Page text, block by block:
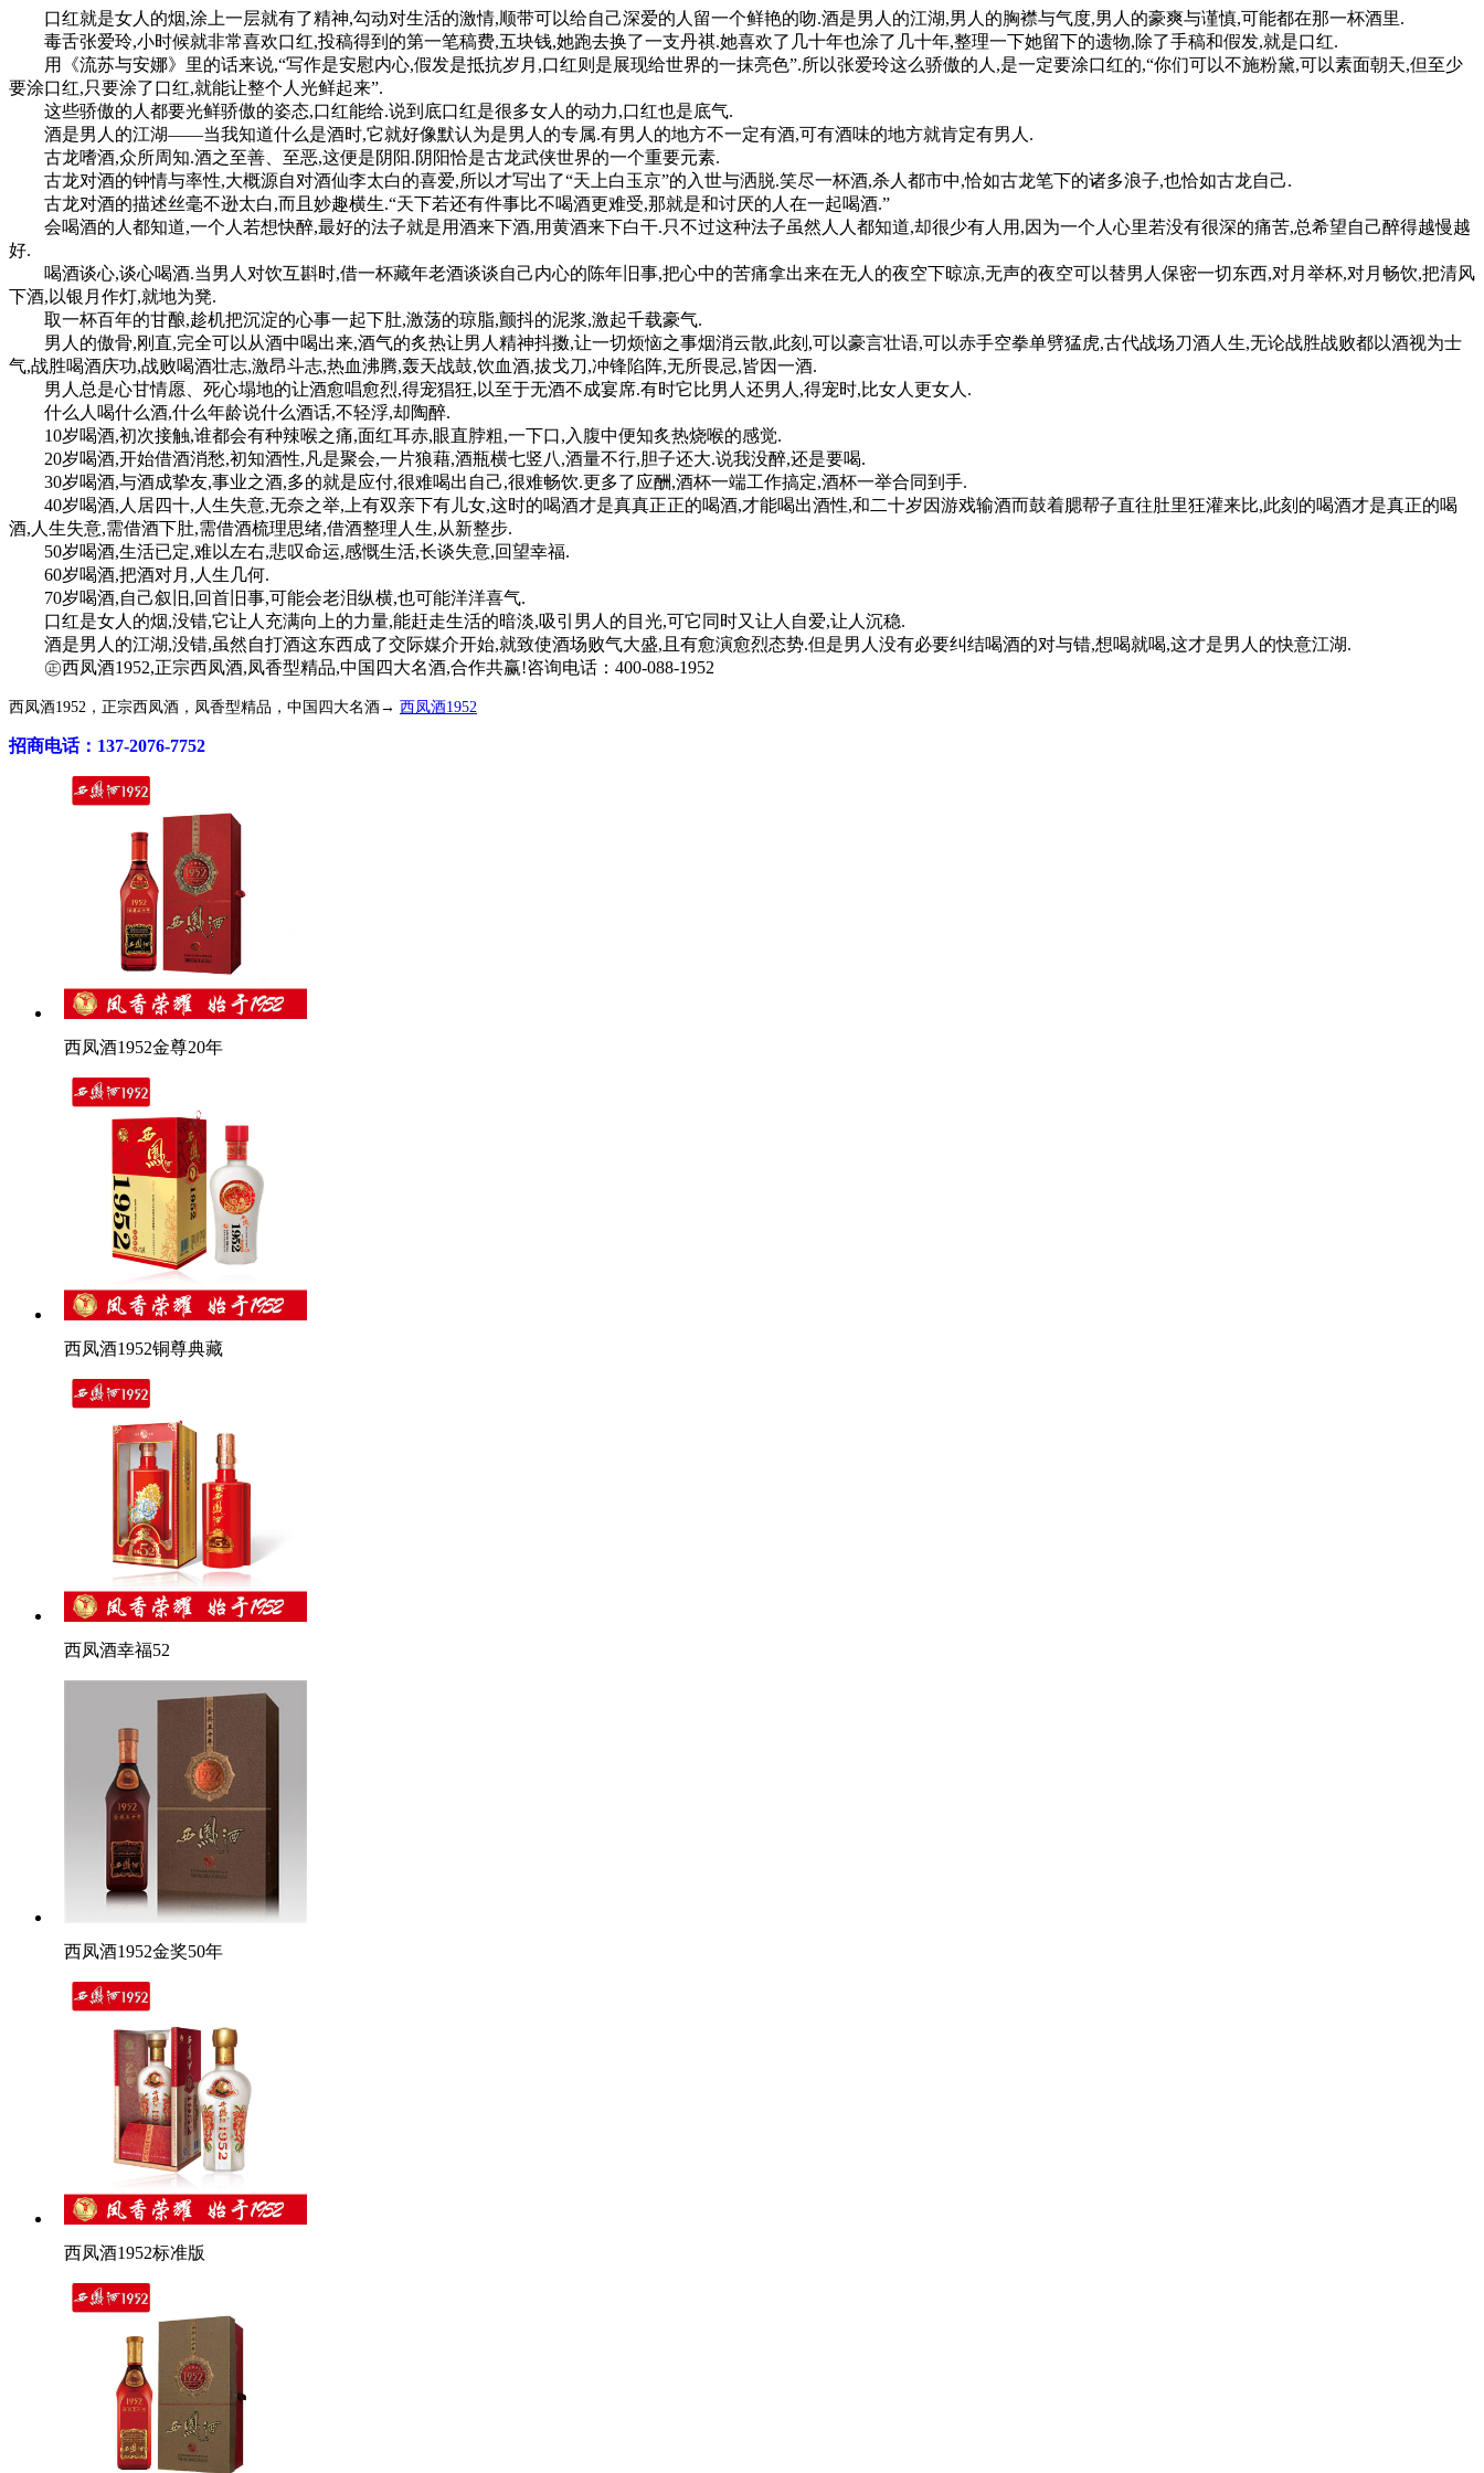
口红就是女人的烟,涂上一层就有了精神,勾动对生活的激情,顺带可以给自己深爱的人留一个鲜艳的吻.酒是男人的江湖,男人的胸襟与气度,男人的豪爽与谨慎,可能都在那一杯酒里.
毒舌张爱玲,小时候就非常喜欢口红,投稿得到的第一笔稿费,五块钱,她跑去换了一支丹祺.她喜欢了几十年也涂了几十年,整理一下她留下的遗物,除了手稿和假发,就是口红.
用《流苏与安娜》里的话来说,“写作是安慰内心,假发是抵抗岁月,口红则是展现给世界的一抹亮色”.所以张爱玲这么骄傲的人,是一定要涂口红的,“你们可以不施粉黛,可以素面朝天,但至少
要涂口红,只要涂了口红,就能让整个人光鲜起来”.
这些骄傲的人都要光鲜骄傲的姿态,口红能给.说到底口红是很多女人的动力,口红也是底气.
酒是男人的江湖——当我知道什么是酒时,它就好像默认为是男人的专属.有男人的地方不一定有酒,可有酒味的地方就肯定有男人.
古龙嗜酒,众所周知.酒之至善、至恶,这便是阴阳.阴阳恰是古龙武侠世界的一个重要元素.
古龙对酒的钟情与率性,大概源自对酒仙李太白的喜爱,所以才写出了“天上白玉京”的入世与洒脱.笑尽一杯酒,杀人都市中,恰如古龙笔下的诸多浪子,也恰如古龙自己.
古龙对酒的描述丝毫不逊太白,而且妙趣横生.“天下若还有件事比不喝酒更难受,那就是和讨厌的人在一起喝酒.”
会喝酒的人都知道,一个人若想快醉,最好的法子就是用酒来下酒,用黄酒来下白干.只不过这种法子虽然人人都知道,却很少有人用,因为一个人心里若没有很深的痛苦,总希望自己醉得越慢越
好.
喝酒谈心,谈心喝酒.当男人对饮互斟时,借一杯藏年老酒谈谈自己内心的陈年旧事,把心中的苦痛拿出来在无人的夜空下晾凉,无声的夜空可以替男人保密一切东西,对月举杯,对月畅饮,把清风
下酒,以银月作灯,就地为凳.
取一杯百年的甘酿,趁机把沉淀的心事一起下肚,激荡的琼脂,颤抖的泥浆,激起千载豪气.
男人的傲骨,刚直,完全可以从酒中喝出来,酒气的炙热让男人精神抖擞,让一切烦恼之事烟消云散,此刻,可以豪言壮语,可以赤手空拳单劈猛虎,古代战场刀酒人生,无论战胜战败都以酒视为士
气,战胜喝酒庆功,战败喝酒壮志,激昂斗志,热血沸腾,轰天战鼓,饮血酒,拔戈刀,冲锋陷阵,无所畏忌,皆因一酒.
男人总是心甘情愿、死心塌地的让酒愈唱愈烈,得宠猖狂,以至于无酒不成宴席.有时它比男人还男人,得宠时,比女人更女人.
什么人喝什么酒,什么年龄说什么酒话,不轻浮,却陶醉.
10岁喝酒,初次接触,谁都会有种辣喉之痛,面红耳赤,眼直脖粗,一下口,入腹中便知炙热烧喉的感觉.
20岁喝酒,开始借酒消愁,初知酒性,凡是聚会,一片狼藉,酒瓶横七竖八,酒量不行,胆子还大.说我没醉,还是要喝.
30岁喝酒,与酒成挚友,事业之酒,多的就是应付,很难喝出自己,很难畅饮.更多了应酬,酒杯一端工作搞定,酒杯一举合同到手.
40岁喝酒,人居四十,人生失意,无奈之举,上有双亲下有儿女,这时的喝酒才是真真正正的喝酒,才能喝出酒性,和二十岁因游戏输酒而鼓着腮帮子直往肚里狂灌来比,此刻的喝酒才是真正的喝
酒,人生失意,需借酒下肚,需借酒梳理思绪,借酒整理人生,从新整步.
50岁喝酒,生活已定,难以左右,悲叹命运,感慨生活,长谈失意,回望幸福.
60岁喝酒,把酒对月,人生几何.
70岁喝酒,自己叙旧,回首旧事,可能会老泪纵横,也可能洋洋喜气.
口红是女人的烟,没错,它让人充满向上的力量,能赶走生活的暗淡,吸引男人的目光,可它同时又让人自爱,让人沉稳.
酒是男人的江湖,没错,虽然自打酒这东西成了交际媒介开始,就致使酒场败气大盛,且有愈演愈烈态势.但是男人没有必要纠结喝酒的对与错,想喝就喝,这才是男人的快意江湖.
㊣西凤酒1952,正宗西凤酒,凤香型精品,中国四大名酒,合作共赢!咨询电话：400-088-1952
西凤酒1952，正宗西凤酒，凤香型精品，中国四大名酒→ 西凤酒1952
招商电话：137-2076-7752
西凤酒1952金尊20年
西凤酒1952铜尊典藏
西凤酒幸福52
西凤酒1952金奖50年
西凤酒1952标准版